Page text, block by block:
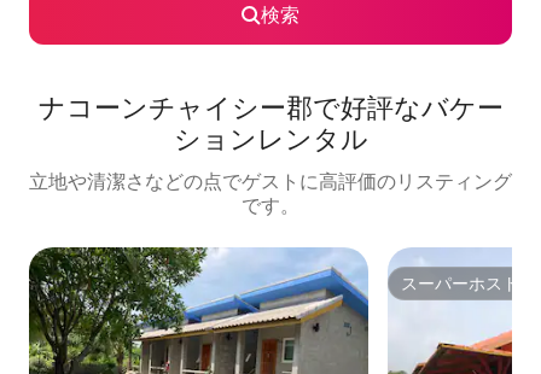
検索
ナコーンチャイシー郡で好評なバケー
ションレンタル
立地や清潔さなどの点でゲストに高評価のリスティング
です。
スーパーホスト
スーパーホスト